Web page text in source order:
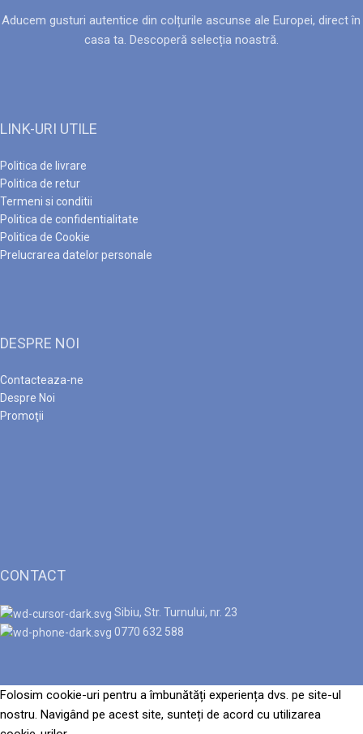
Aducem gusturi autentice din colțurile ascunse ale Europei, direct în
casa ta. Descoperă selecția noastră.
LINK-URI UTILE
Politica de livrare
Politica de retur
Termeni si conditii
Politica de confidentialitate
Politica de Cookie
Prelucrarea datelor personale
DESPRE NOI
Contacteaza-ne
Despre Noi
Promoţii
CONTACT
Sibiu, Str. Turnului, nr. 23
0770 632 588
Folosim cookie-uri pentru a îmbunătăți experiența dvs. pe site-ul
nostru. Navigând pe acest site, sunteți de acord cu utilizarea